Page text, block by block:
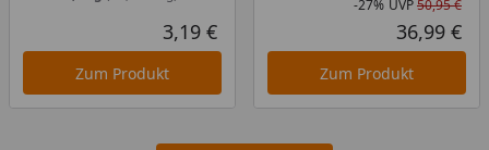
Aktueller Preis
3,19 €
Zum Produkt
-27% UVP50,95 €
36,99 €
Zum Produkt